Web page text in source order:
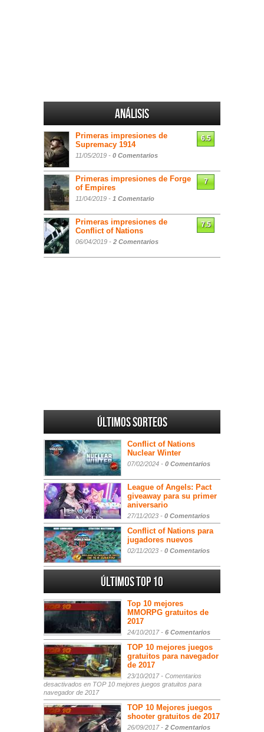
Análisis
Primeras impresiones de
Supremacy 1914
11/05/2019 - 0 Comentarios
6.5
Primeras impresiones de Forge
of Empires
11/04/2019 - 1 Comentario
7
Primeras impresiones de
Conflict of Nations
06/04/2019 - 2 Comentarios
7.5
Últimos sorteos
Conflict of Nations
Nuclear Winter
07/02/2024 - 0 Comentarios
League of Angels: Pact
giveaway para su primer
aniversario
27/11/2023 - 0 Comentarios
Conflict of Nations para
jugadores nuevos
02/11/2023 - 0 Comentarios
Últimos Top 10
Top 10 mejores
MMORPG gratuitos de
2017
24/10/2017 - 6 Comentarios
TOP 10 mejores juegos
gratuitos para navegador
de 2017
23/10/2017 - Comentarios
desactivados en TOP 10 mejores juegos gratuitos para
navegador de 2017
TOP 10 Mejores juegos
shooter gratuitos de 2017
26/09/2017 - 2 Comentarios